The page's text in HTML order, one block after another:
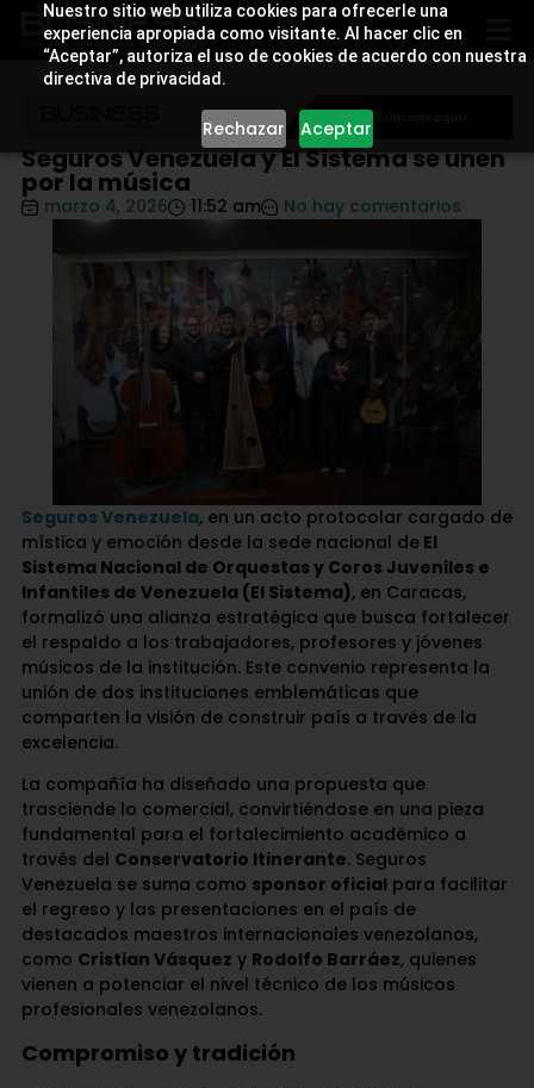
Nuestro sitio web utiliza cookies para ofrecerle una
experiencia apropiada como visitante. Al hacer clic en
“Aceptar”, autoriza el uso de cookies de acuerdo con nuestra
directiva de privacidad.
Rechazar Aceptar
Seguros Venezuela y El Sistema se unen
por la música
marzo 4, 2026 11:52 am No hay comentarios
Seguros Venezuela, en un acto protocolar cargado de
mística y emoción desde la sede nacional deEl
Sistema Nacional de Orquestas y Coros Juveniles e
Infantiles de Venezuela (El Sistema), en Caracas,
formalizó una alianza estratégica que busca fortalecer
el respaldo a los trabajadores, profesores y jóvenes
músicos de la institución. Este convenio representa la
unión de dos instituciones emblemáticas que
comparten la visión de construir país a través de la
excelencia.
La compañía ha diseñado una propuesta que
trasciende lo comercial, convirtiéndose en una pieza
fundamental para el fortalecimiento académico a
través del Conservatorio Itinerante. Seguros
Venezuela se suma como sponsor oficial para facilitar
el regreso y las presentaciones en el país de
destacados maestros internacionales venezolanos,
como Cristian Vásquez y Rodolfo Barráez, quienes
vienen a potenciar el nivel técnico de los músicos
profesionales venezolanos.
Compromiso y tradición